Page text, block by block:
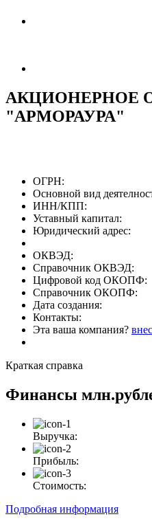
АКЦИОНЕРНОЕ
"АРМОРАУРА"
ОГРН:
Основной вид
ИНН/КПП:
Уставный капитал:
Юридический адрес:
ОКВЭД:
Справочник ОКВЭД:
Цифровой код ОКОПФ:
Справочник ОКОПФ:
Дата создания:
Контакты:
Эта ваша компания?
Краткая справка
Финансы
Выручка:
Прибыль:
Стоимость:
Подробная информация